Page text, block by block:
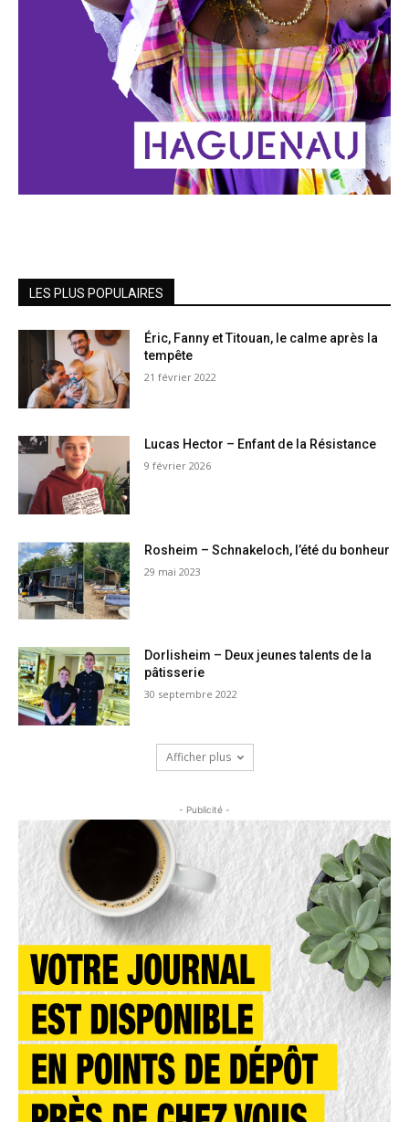
LES PLUS POPULAIRES
Éric, Fanny et Titouan, le calme après la
tempête
21 février 2022
Lucas Hector – Enfant de la Résistance
9 février 2026
Rosheim – Schnakeloch, l’été du bonheur
29 mai 2023
Dorlisheim – Deux jeunes talents de la
pâtisserie
30 septembre 2022
Afficher plus
- Publicité -